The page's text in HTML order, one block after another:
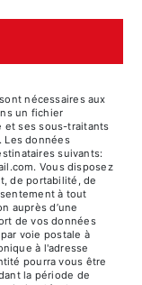
nécessaires aux
un fichier
et ses sous-traitants
Les données
suivants:
Vous disposez
de portabilité, de
à tout
auprès d’une
de vos données
voie postale à
à l'adresse
pourra vous être
la période de